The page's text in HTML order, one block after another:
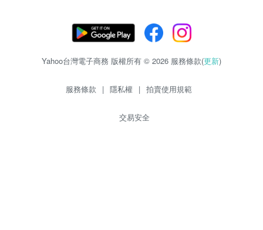
Yahoo台灣電子商務 版權所有 © 2026 服務條款(更新)
服務條款 | 隱私權 | 拍賣使用規範
交易安全